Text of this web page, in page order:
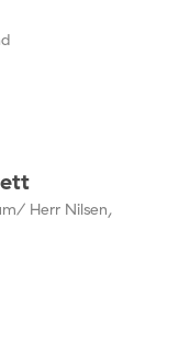
Herr Nilsen,